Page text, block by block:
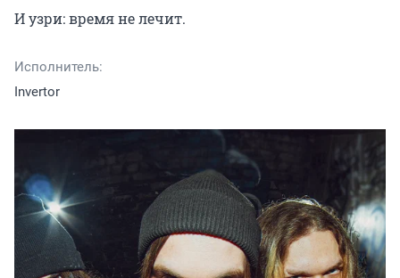
И узри: время не лечит.
Исполнитель:
Invertor